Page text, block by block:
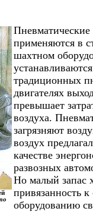
Пневматические
применяются в
шахтном
традиционных
двигателях
превышает
воздуха.
загрязняют
воздух
качестве
развозных
Но малый запас
привязанность
оборудованию